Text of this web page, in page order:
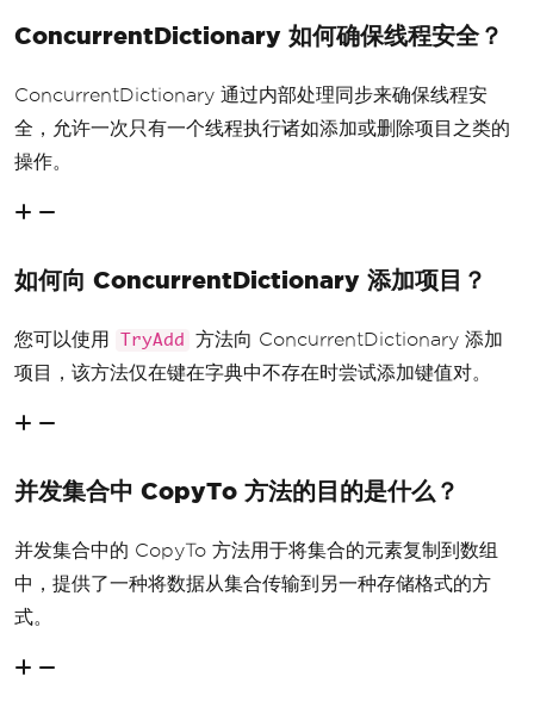
ConcurrentDictionary 如何确保线程安全？
ConcurrentDictionary 通过内部处理同步来确保线程安
全，允许一次只有一个线程执行诸如添加或删除项目之类的
操作。
如何向 ConcurrentDictionary 添加项目？
您可以使用 TryAdd
方法向 ConcurrentDictionary 添加
项目，该方法仅在键在字典中不存在时尝试添加键值对。
并发集合中 CopyTo 方法的目的是什么？
并发集合中的 CopyTo 方法用于将集合的元素复制到数组
中，提供了一种将数据从集合传输到另一种存储格式的方
式。